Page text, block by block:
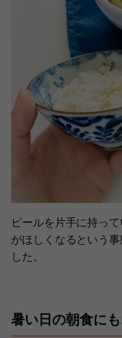
ビールを片手に持っ
がほしくなるという
した。
暑い日の朝食に